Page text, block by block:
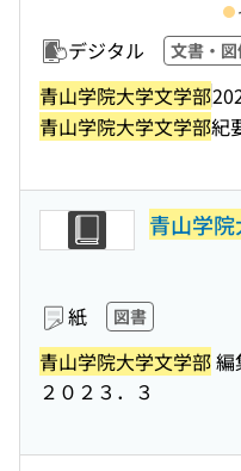
デジタル 文書・
青山学院大学文学部
青山学院大学文学部紀
青山学
紙 図書
青山学院大学文学部編
２０２３．３